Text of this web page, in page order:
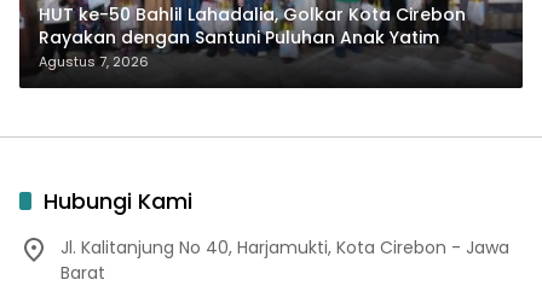
HUT ke-50 Bahlil Lahadalia, Golkar Kota Cirebon
Rayakan dengan Santuni Puluhan Anak Yatim
Agustus 7, 2026
Hubungi Kami
Jl. Kalitanjung No 40, Harjamukti, Kota Cirebon - Jawa
Barat